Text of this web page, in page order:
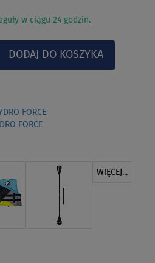
w ciągu 24 godzin.
FORCE
FORCE
WIĘCEJ...